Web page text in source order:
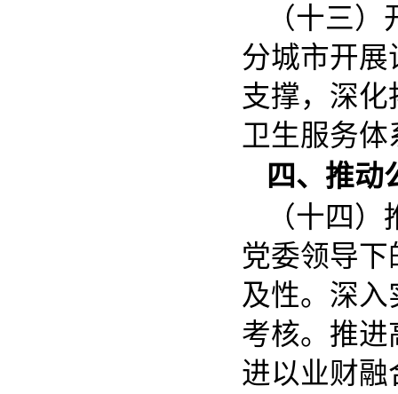
（十三
分城市开
支撑，深
卫生服务体
四、推动
（十四
党委领导
及性。深
考核。推
进以业财